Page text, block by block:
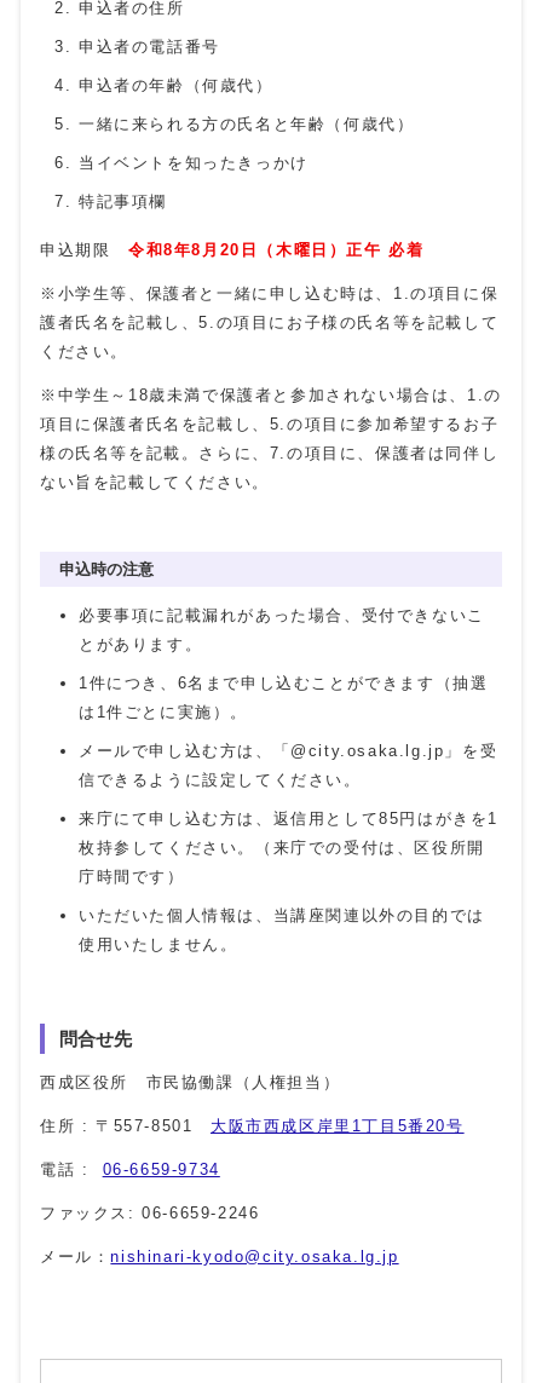
申込者の住所
申込者の電話番号
申込者の年齢（何歳代）
一緒に来られる方の氏名と年齢（何歳代）
当イベントを知ったきっかけ
特記事項欄
申込期限 令和8年8月20日 （木曜日）正午 必着
※小学生等、保護者と一緒に申し込む時は、1.の項目に保
護者氏名を記載し、5.の項目にお子様の氏名等を記載して
ください。
※中学生～ 18歳未満で保護者と参加されない場合は、1.の
項目に保護者氏名を記載し、5.の項目に参加希望するお子
様の氏名等を記載。さらに、7.の項目に、保護者は同伴し
ない旨を記載してください。
申込時の注意
必要事項に記載漏れがあった場合、受付できないこ
とがあります。
1件につき、6名まで申し込むことができます（抽選
は1件ごとに実施）。
メールで申し込む方は、「@city.osaka.lg.jp」を受
信できるように設定してください。
来庁にて申し込む方は、返信用として85円はがきを1
枚持参してください。（来庁での受付は、区役所開
庁時間です）
いただいた個人情報は、当講座関連以外の目的では
使用いたしません。
問合せ先
西成区役所 市民協働課（人権担当）
住所 : 〒557-8501 大阪市西成区岸里1丁目5番20号
電話 : 06-6659-9734
ファックス: 06-6659-2246
メール：nishinari-kyodo@city.osaka.lg.jp